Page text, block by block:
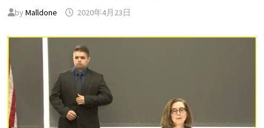
by Malldone 2020年4月23日